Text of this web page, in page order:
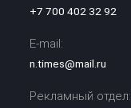
+7 700 402 32 92
E-mail:
n.times@mail.ru
Рекламный отдел: